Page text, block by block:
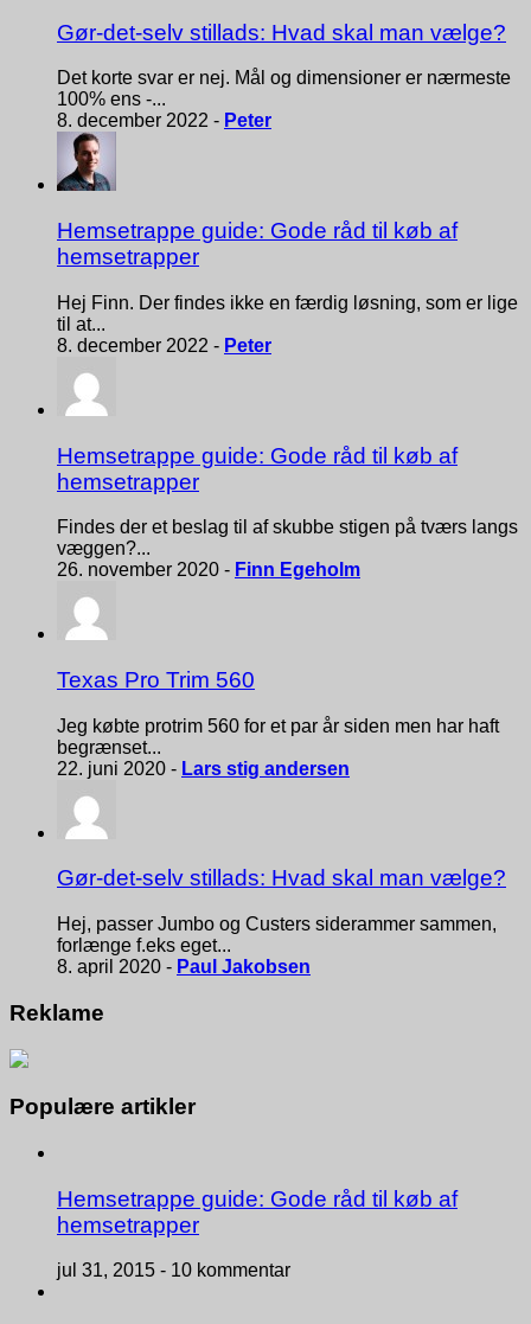
Gør-det-selv stillads: Hvad skal man vælge?
Det korte svar er nej. Mål og dimensioner er nærmeste
100% ens -...
8. december 2022 - Peter
Hemsetrappe guide: Gode råd til køb af
hemsetrapper
Hej Finn. Der findes ikke en færdig løsning, som er lige
til at...
8. december 2022 - Peter
Hemsetrappe guide: Gode råd til køb af
hemsetrapper
Findes der et beslag til af skubbe stigen på tværs langs
væggen?...
26. november 2020 - Finn Egeholm
Texas Pro Trim 560
Jeg købte protrim 560 for et par år siden men har haft
begrænset...
22. juni 2020 - Lars stig andersen
Gør-det-selv stillads: Hvad skal man vælge?
Hej, passer Jumbo og Custers siderammer sammen,
forlænge f.eks eget...
8. april 2020 - Paul Jakobsen
Reklame
Populære artikler
Hemsetrappe guide: Gode råd til køb af
hemsetrapper
jul 31, 2015 - 10 kommentar